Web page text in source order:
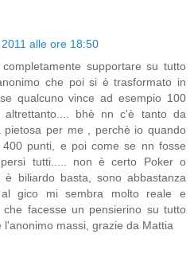
alle ore 18:50
supportare su tutto
che poi si è trasformato in
qualcuno vince ad esempio 100
bhè nn c'è tanto da
pietosa per me , perchè io quando
punti, e poi come se nn fosse
tutti..... non è certo Poker o
è biliardo basta, sono abbastanza
gico mi sembra molto reale e
facesse un pensierino su tutto
l'anonimo massi, grazie da Mattia